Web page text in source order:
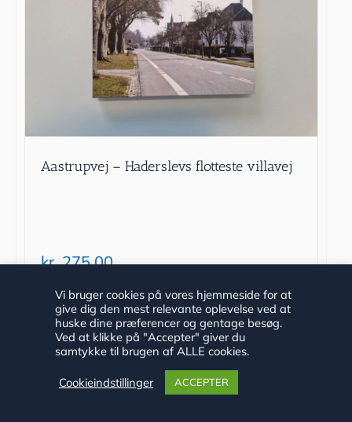
Aastrupvej – Haderslevs flotteste villavej
kr.275.00
Tilføj til kurv Detaljer
Vi bruger cookies på vores hjemmeside for at
give dig den mest relevante oplevelse ved at
huske dine præferencer og gentage besøg.
Ved at klikke på "Accepter" giver du
samtykke til brugen af ALLE cookies.
Cookieindstillinger ACCEPTER